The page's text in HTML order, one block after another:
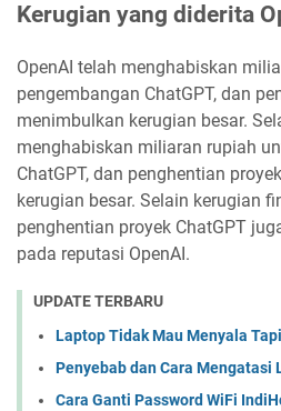
Kerugian yang diderita
OpenAI telah menghabiskan
pengembangan ChatGPT, dan
menimbulkan kerugian besar.
menghabiskan miliaran rupiah
ChatGPT, dan penghentian
kerugian besar. Selain kerugian
penghentian proyek ChatGPT
pada reputasi OpenAI.
UPDATE TERBARU
Laptop Tidak Mau Menyala
Penyebab dan Cara Mengatasi
Cara Ganti Password WiFi